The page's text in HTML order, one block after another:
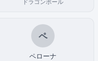
ドラゴンボール
ペ
ペローナ